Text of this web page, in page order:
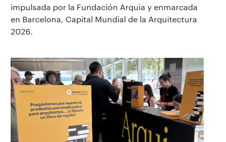
impulsada por la Fundación Arquia y enmarcada
en Barcelona, Capital Mundial de la Arquitectura
2026.